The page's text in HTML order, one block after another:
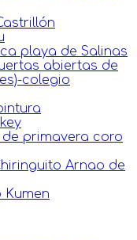
playa de Salinas
abiertas de
colegio
de primavera coro
Arnao de
Kumen